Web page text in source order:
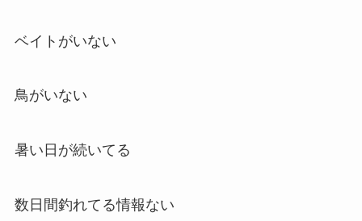
ベイトがいない
鳥がいない
暑い日が続いてる
数日間釣れてる情報ない